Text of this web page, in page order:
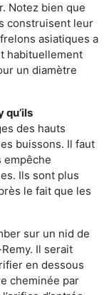
Notez bien que
construisent leur
asiatiques a
habituellement
un diamètre
qu’ils
des hauts
buissons. Il faut
empêche
Ils sont plus
le fait que les
sur un nid de
Il serait
en dessous
cheminée par